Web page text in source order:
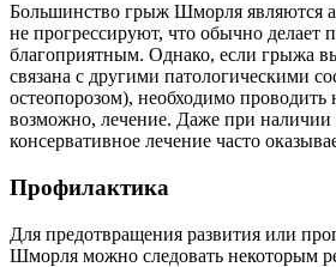
Большинство грыж Шморля являются
не прогрессируют, что обычно делает
благоприятным. Однако, если грыжа
связана с другими патологическими
остеопорозом), необходимо проводить
возможно, лечение. Даже при наличии
консервативное лечение часто
Профилактика
Для предотвращения развития или
Шморля можно следовать некоторым